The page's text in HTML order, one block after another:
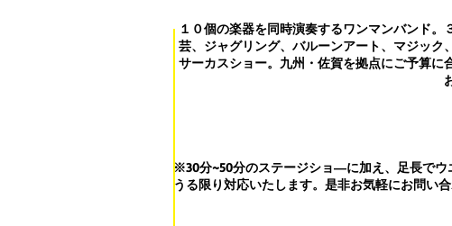
１０個の楽器を同時演奏するワンマンバンド。
芸、ジャグリング、バルーンアート、マジック
サーカスショー。九州・佐賀を拠点にご予算に
お問い合
※30分~50分のステージショ―に加え、足長でウ
うる限り対応いたします。 是非お気軽にお問い合